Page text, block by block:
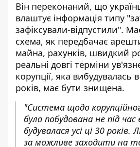
Він переконаний, що
влаштує інформація типу
зафіксували-відпустили".
схема, як передбачає
майна, рахунків, швидкий
реальні довгі терміни
корупції, яка вибудувалась
років, має бути знищена.
"Система щодо
була побудована не під час
будувалася усі ці 30
за можливе заходити на